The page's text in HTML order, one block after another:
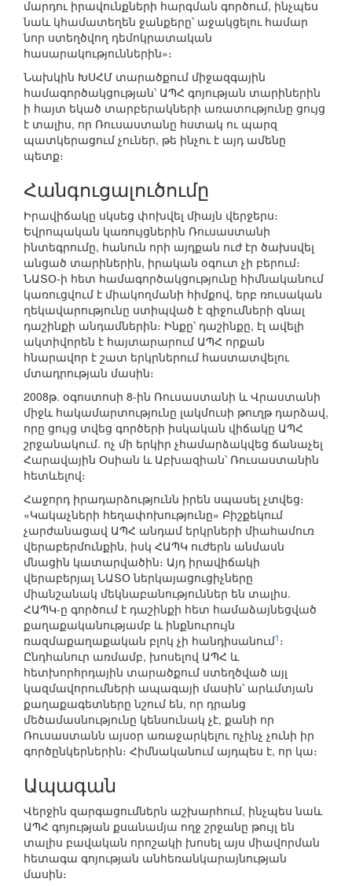
մարդու իրավունքների հարգման գործում, ինչպես
նաև կհամատեղեն ջանքերը՝ աջակցելու համար
նոր ստեղծվող դեմոկրատական
հասարակություններին»։
Նախկին ԽՍՀՄ տարածքում միջազգային
համագործակցության՝ ԱՊՀ գոյության տարիներին
ի հայտ եկած տարբերակների առատությունը ցույց
է տալիս, որ Ռուսաստանը հստակ ու պարզ
պատկերացում չուներ, թե ինչու է այդ ամենը
պետք։
Հանգուցալուծումը
Իրավիճակը սկսեց փոխվել միայն վերջերս։
Եվրոպական կառույցներին Ռուսաստանի
ինտեգրումը, հանուն որի այդքան ուժ էր ծախսվել
անցած տարիներին, իրական օգուտ չի բերում։
ՆԱՏՕ-ի հետ համագործակցությունը հիմնականում
կառուցվում է միակողմանի հիմքով, երբ ռուսական
ղեկավարությունը ստիպված է զիջումների գնալ
դաշինքի անդամներին։ Ինքը՝ դաշինքը, էլ ավելի
ակտիվորեն է հայտարարում ԱՊՀ որքան
հնարավոր է շատ երկրներում հաստատվելու
մտադրության մասին։
2008թ. օգոստոսի 8-ին Ռուսաստանի և Վրաստանի
միջև հակամարտությունը լակմուսի թուղթ դարձավ,
որը ցույց տվեց գործերի իսկական վիճակը ԱՊՀ
շրջանակում. ոչ մի երկիր չհամարձակվեց ճանաչել
Հարավային Օսիան և Աբխազիան՝ Ռուսաստանին
հետևելով։
Հաջորդ իրադարձությունն իրեն սպասել չտվեց։
«Կակաչների հեղափոխությունը» Բիշքեկում
չարժանացավ ԱՊՀ անդամ երկրների միահամուռ
վերաբերմունքին, իսկ ՀԱՊԿ ուժերն անմասն
մնացին կատարվածին։ Այդ իրավիճակի
վերաբերյալ ՆԱՏՕ ներկայացուցիչները
միանշանակ մեկնաբանություններ են տալիս.
ՀԱՊԿ-ը գործում է դաշինքի հետ համաձայնեցված
քաղաքականությամբ և ինքնուրույն
ռազմաքաղաքական բլոկ չի հանդիսանում1 ։
Ընդհանուր առմամբ, խոսելով ԱՊՀ և
հետխորհրդային տարածքում ստեղծված այլ
կազմավորումների ապագայի մասին՝ արևմտյան
քաղաքագետները նշում են, որ դրանց
մեծամասնությունը կենսունակ չէ, քանի որ
Ռուսաստանն այսօր առաջարկելու ոչինչ չունի իր
գործընկերներին։ Հիմնականում այդպես է, որ կա։
Ապագան
Վերջին զարգացումներն աշխարհում, ինչպես նաև
ԱՊՀ գոյության քսանամյա ողջ շրջանը թույլ են
տալիս բավական որոշակի խոսել այս միավորման
հետագա գոյության անհեռանկարայնության
մասին։